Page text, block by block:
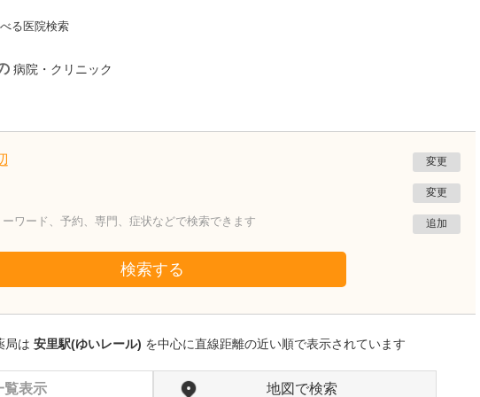
る医院検索
病院・クリニック
変更
変更
ーワード、予約、専門、症状などで検索できます 追加
検索する
局は 安里駅(ゆいレール) を中心に直線距離の近い順で表示されています
覧表示 地図で検索
神奈川県横浜市港北区
綱島公園坂クリニック
貴院は総合病院並みの検査体制が整っているそ